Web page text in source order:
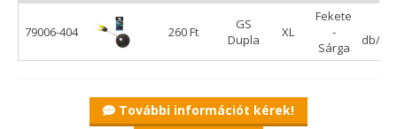
79006-404 260 Ft
GS
Dupla
XL
Fekete
-
Sárga
db/
További információt kérek!